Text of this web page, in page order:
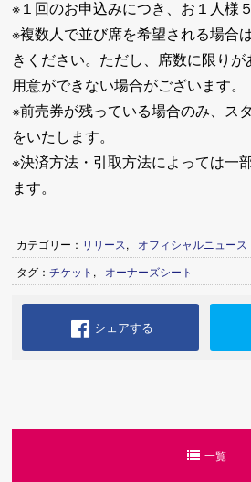
※１回のお申込みにつき、お１人様
※複数人で並び席を希望される場合
きください。ただし、席数に限り
用意ができない場合がございます。
※前売券が残っている場合のみ、ス
をいたします。
※決済方法・引取方法によっては一
ます。
カテゴリー： リリース,
オフィシャルニュース
タグ：チケット , オーナーズシート
シェアする
一覧